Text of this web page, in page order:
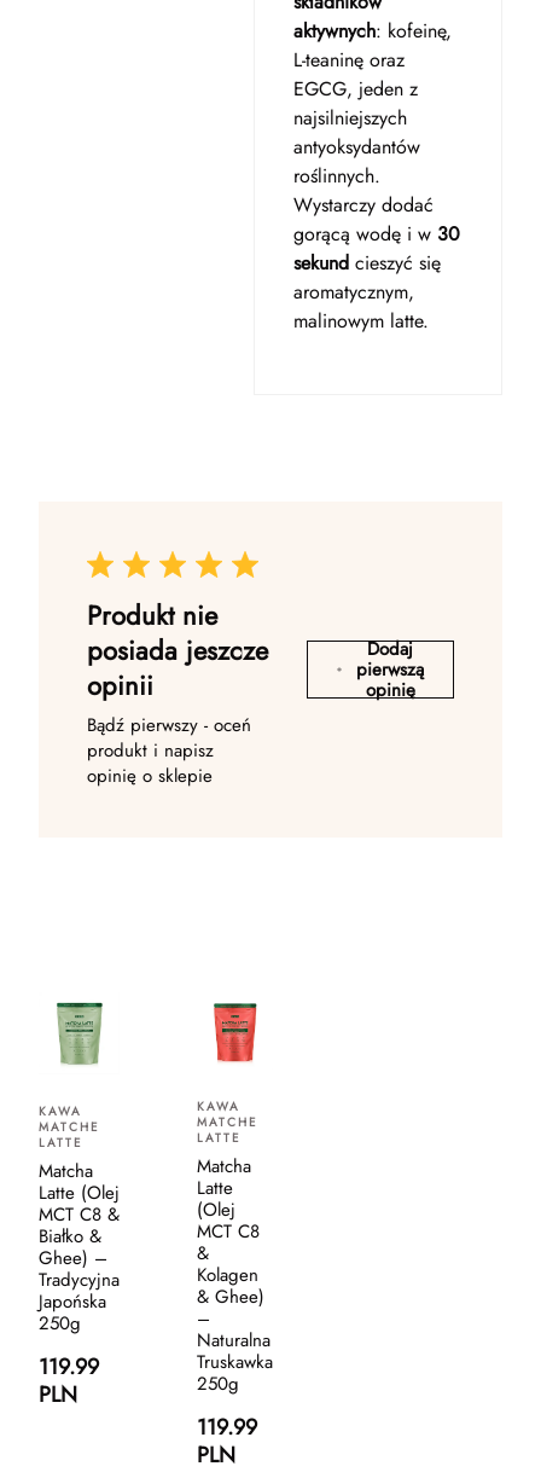
aktywnych: kofeinę,
L-teaninę oraz
EGCG, jeden z
najsilniejszych
antyoksydantów
roślinnych.
Wystarczy dodać
gorącą wodę i w 30
sekundcieszyć się
aromatycznym,
malinowym latte.
Produkt nie
posiada jeszcze
opinii
Bądź pierwszy - oceń
produkt i napisz
opinię o sklepie
Dodaj
pierwszą
opinię
KAWA
MATCHE
LATTE
Matcha
Latte (Olej
MCT C8 &
Białko &
Ghee) –
Tradycyjna
Japońska
250g
119.99
PLN
KAWA
MATCHE
LATTE
Matcha
Latte
(Olej
MCT C8
&
Kolagen
& Ghee)
–
Naturalna
Truskawka
250g
119.99
PLN